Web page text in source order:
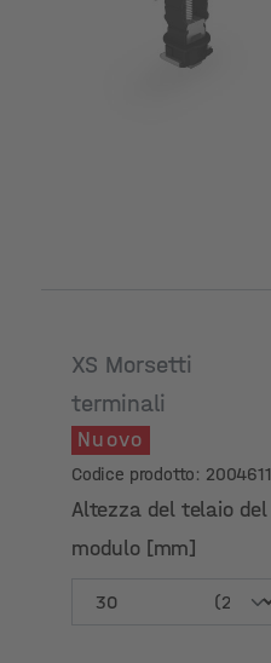
Superficie
XS Morsetti
terminali
Nuovo
Codice prodotto: 2004611
Altezza del telaio del
modulo [mm]